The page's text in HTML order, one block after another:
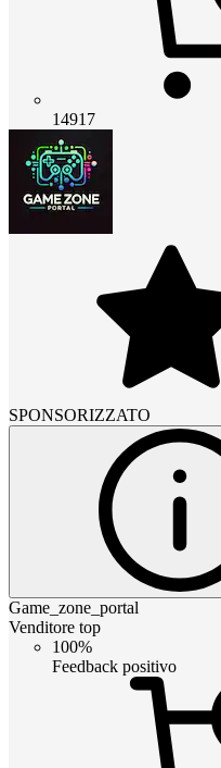
14917
SPONSORIZZATO
Game_zone_portal
Venditore top
100%
Feedback positivo